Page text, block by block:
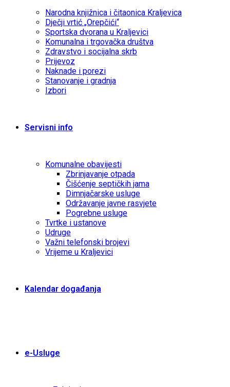
Narodna knjižnica i čitaonica Kraljevica
Dječji vrtić „Orepčići“
Sportska dvorana u Kraljevici
Komunalna i trgovačka društva
Zdravstvo i socijalna skrb
Prijevoz
Naknade i porezi
Stanovanje i gradnja
Izbori
Servisni info
Komunalne obavijesti
Zbrinjavanje otpada
Čišćenje septičkih jama
Dimnjačarske usluge
Održavanje javne rasvjete
Pogrebne usluge
Tvrtke i ustanove
Udruge
Važni telefonski brojevi
Vrijeme u Kraljevici
Kalendar događanja
e-Usluge